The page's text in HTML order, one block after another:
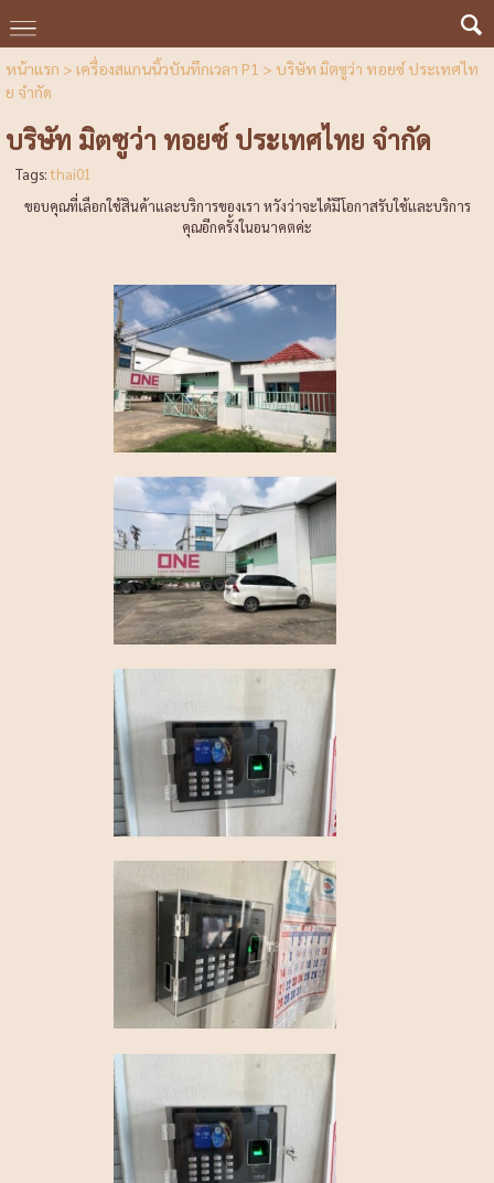
หน้าแรก > เครื่องสแกนนิ้วบันทึกเวลา P1 > บริษัท มิตซูว่า ทอยซ์ ประเทศไท
ย จำกัด
บริษัท มิตซูว่า ทอยซ์ ประเทศไทย จำกัด
Tags:thai01
ขอบคุณที่เลือกใช้สินค้าและบริการของเรา หวังว่าจะได้มีโอกาสรับใช้และบริการ
คุณอีกครั้งในอนาคตค่ะ